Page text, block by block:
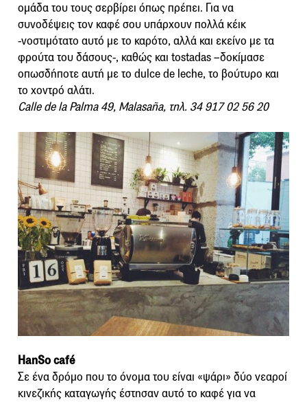
ομάδα του τους σερβίρει όπως πρέπει. Για να
συνοδέψεις τον καφέ σου υπάρχουν πολλά κέικ
-νοστιμότατο αυτό με το καρότο, αλλά και εκείνο με τα
φρούτα του δάσους-, καθώς και tostadas –δοκίμασε
οπωσδήποτε αυτή με το dulce de leche, το βούτυρο και
το χοντρό αλάτι.
Calle de la Palma 49, Malasaña, τηλ. 34 917 02 56 20
HanSo café
Σε ένα δρόμο που το όνομα του είναι «ψάρι» δύο νεαροί
κινεζικής καταγωγής έστησαν αυτό το καφέ για να